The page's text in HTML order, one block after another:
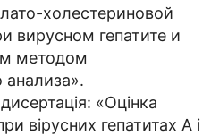
холестериновой
вирусном гепатите и
методом
анализа».
«Оцінка
вірусних гепатитах А і